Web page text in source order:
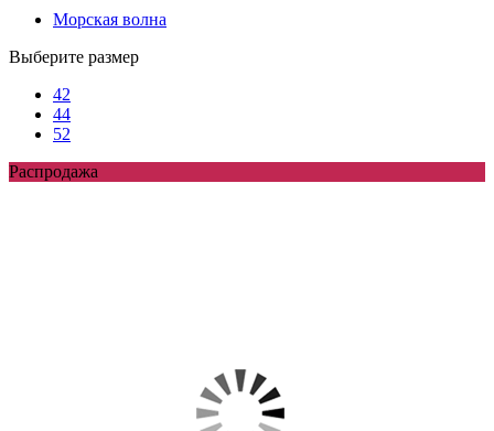
Морская волна
Выберите размер
42
44
52
Распродажа